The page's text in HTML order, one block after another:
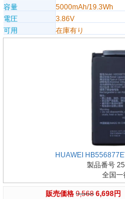
容量
5000mAh/19.3Wh
電圧
3.86V
可用
在庫有り
HUAWEI
製品番号
全国一
販売価格 9,568 6,698円